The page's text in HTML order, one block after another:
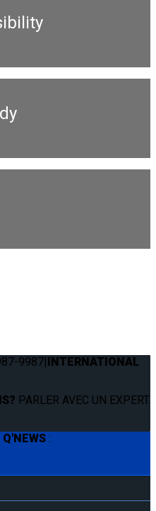
9987|INTERNATIONAL
PARLER AVEC UN EXPERT.
Q'NEWS :